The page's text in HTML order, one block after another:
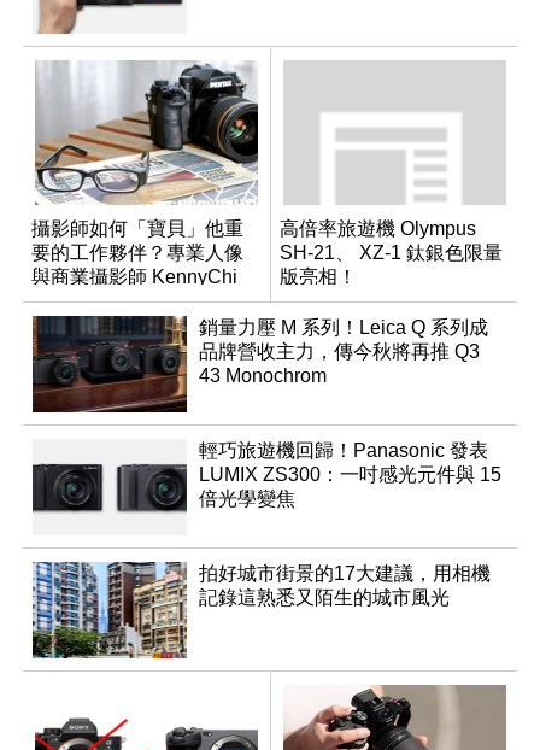
攝影師如何「寶貝」他重
要的工作夥伴？專業人像
與商業攝影師 KennyChi
的 PENTAX 鏡片第一手使
用心得！
高倍率旅遊機 Olympus
SH-21、 XZ-1 鈦銀色限量
版亮相！
銷量力壓 M 系列！Leica Q 系列成
品牌營收主力，傳今秋將再推 Q3
43 Monochrom
輕巧旅遊機回歸！Panasonic 發表
LUMIX ZS300：一吋感光元件與 15
倍光學變焦
拍好城市街景的17大建議，用相機
記錄這熟悉又陌生的城市風光